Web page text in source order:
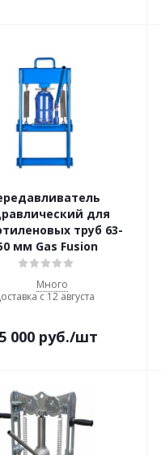
для
труб 63-
мм Gas Fusion
Много
с 12 августа
000 руб./шт